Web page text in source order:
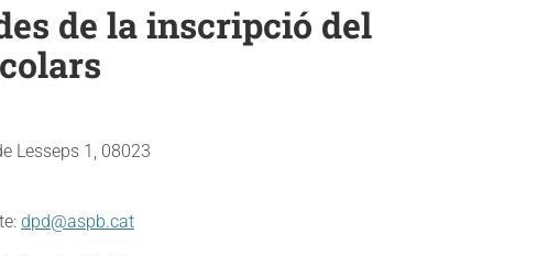
de la inscripció del
Lesseps 1, 08023
dpd@aspb.cat